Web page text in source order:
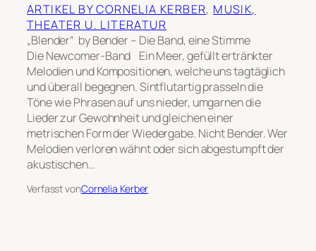
ARTIKEL BY CORNELIA KERBER, MUSIK,
THEATER U. LITERATUR
„Blender“ by Bender – Die Band, eine Stimme
Die Newcomer-Band Ein Meer, gefüllt ertränkter
Melodien und Kompositionen, welche uns tagtäglich
und überall begegnen. Sintflutartig prasseln die
Töne wie Phrasen auf uns nieder, umgarnen die
Lieder zur Gewohnheit und gleichen einer
metrischen Form der Wiedergabe. Nicht Bender. Wer
Melodien verloren wähnt oder sich abgestumpft der
akustischen…
Verfasst vonCornelia Kerber